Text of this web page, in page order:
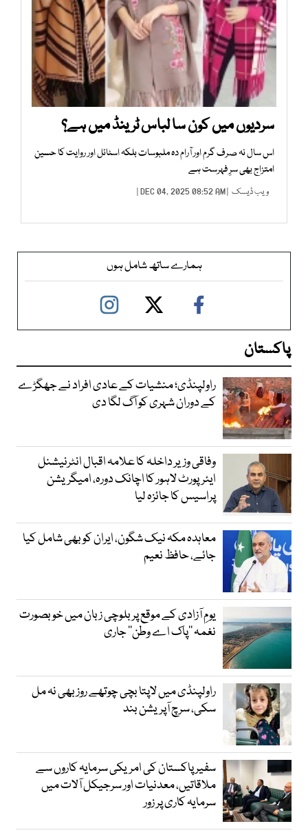
سردیوں میں کون سا لباس ٹرینڈ میں ہے؟
اس سال نہ صرف گرم اور آرام دہ ملبوسات بلکہ اسٹائل اور روایت کا حسین
امتزاج بھی سرِ فہرست ہے
ویب ڈیسک | DEC 04, 2025 08:52 AM |
ہمارے ساتھ شامل ہوں
پاکستان
راولپنڈی؛ منشیات کے عادی افراد نے جھگڑے
کے دوران شہری کو آگ لگا دی
وفاقی وزیر داخلہ کا علامہ اقبال انٹرنیشنل
ایئرپورٹ لاہور کا اچانک دورہ، امیگریشن
پراسیس کا جائزہ لیا
معاہدہ مکہ نیک شگون، ایران کو بھی شامل کیا
جائے، حافظ نعیم
یومِ آزادی کے موقع پر بلوچی زبان میں خوبصورت
نغمہ ’’پاک اے وطن‘‘ جاری
راولپنڈی میں لاپتا بچی چوتھے روز بھی نہ مل
سکی، سرچ آپریشن بند
سفیر پاکستان کی امریکی سرمایہ کاروں سے
ملاقاتیں، معدنیات اور سرجیکل آلات میں
سرمایہ کاری پر زور